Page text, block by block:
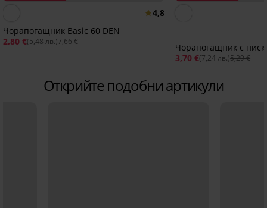
4,8
Чорапогащник Basic 60 DEN
2,80 €(5,48 лв.)7,66 €
Чорапогащник с
3,70 €(7,24 лв.)5,29 €
Открийте подобни артикули